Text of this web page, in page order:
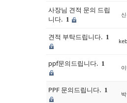
사장님 견적 문의 드립
니다. 1
견적 부탁드립니다. 1
ppf문의드립니다. 1
PPF 문의드립니다. 1